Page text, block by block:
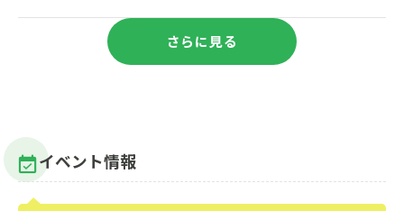
さらに見る
イベント情報